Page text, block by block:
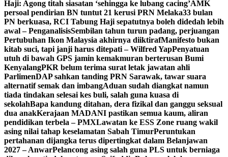
Haji: Agong titah siasatan ‘sehingga ke lubang cacing’AMK
persoal pendirian BN tuntut 21 kerusi PRN Melaka33 bulan
PN berkuasa, RCI Tabung Haji sepatutnya boleh didedah lebih
awal – PenganalisisSembilan tahun turun padang, perjuangan
Pertubuhan Ikon Malaysia akhirnya diiktirafManifesto bukan
kitab suci, tapi janji harus ditepati – Wilfred YapPenyatuan
utuh di bawah GPS jamin kemakmuran berterusan Bumi
KenyalangPKR belum terima surat letak jawatan ahli
ParlimenDAP sahkan tanding PRN Sarawak, tawar suara
alternatif semak dan imbangAduan sudah diangkat namun
tiada tindakan selesai kes buli, salah guna kuasa di
sekolahBapa kandung ditahan, dera fizikal dan ganggu seksual
dua anakKerajaan MADANI pastikan semua kaum, aliran
pendidikan terbela – PMXLawatan ke ESS Zone ruang wakil
asing nilai tahap keselamatan Sabah TimurPeruntukan
pertahanan dijangka terus dipertingkat dalam Belanjawan
2027 – AnwarPelancong asing salah guna PLS untuk berniaga